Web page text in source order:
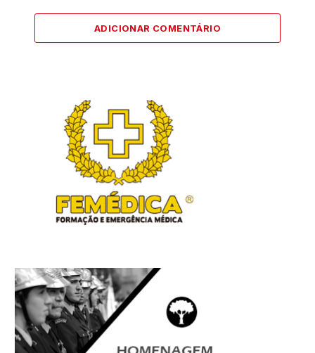
ADICIONAR COMENTÁRIO